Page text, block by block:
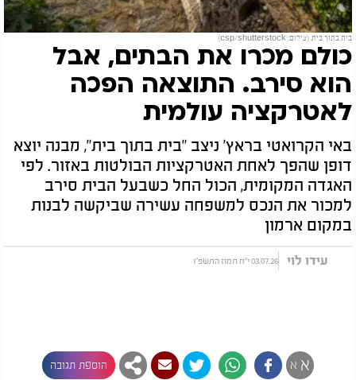
בית בתוך בית. (צילום: csp/shutterstock)
כולם מכרו את הבתים, אבל
הוא סירב. התוצאה הפכה
לאטרקציה עולמית
באי הקרואטי בראץ' ניצב "בית בתוך בית", מבנה יוצא
דופן שהפך לאחת האטרקציות הבולטות באזור. לפי
האגדה המקומית, הכול החל כשבעל הבית סירב
למכור את הנכס למשפחה עשירה שביקשה לבנות
במקום ארמון
עידו לוי 03.07.26 י"ח תמוז התשפ"ו
א א הוספת תגובה